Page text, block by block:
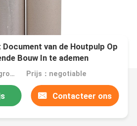
van de Houtpulp Op
Bouw In te ademen
MOQ：500rolls (A4-grootte vrije steekproef) Prijs：negotiable
Contacteer ons